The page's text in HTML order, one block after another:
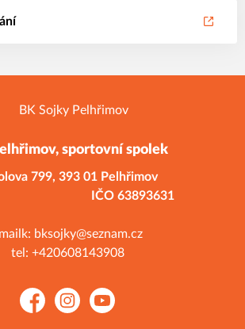
sportovní spolek
799, 393 01 Pelhřimov
63893631
bksojky@seznam.cz
tel: +420608143908
FacebookInstagramYouTube